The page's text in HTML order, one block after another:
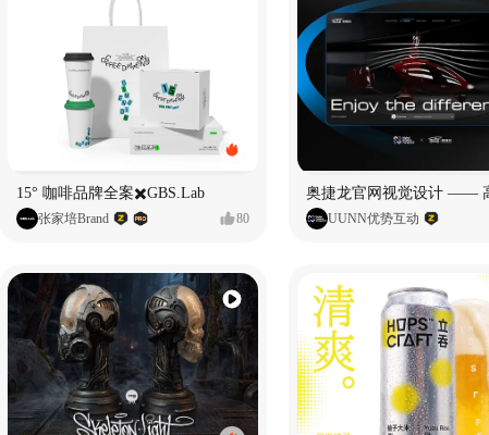
15° 咖啡品牌全案✖️GBS.Lab
张家培Brand 80 UUNN优势互动